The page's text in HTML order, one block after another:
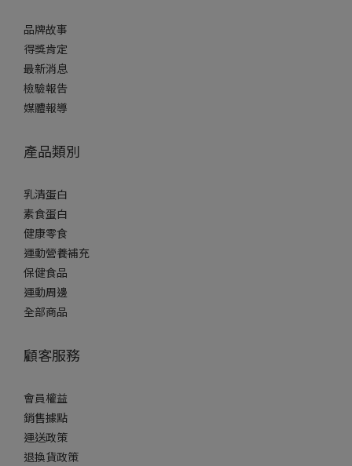
品牌故事
得獎肯定
最新消息
檢驗報告
媒體報導
產品類別
乳清蛋白
素食蛋白
健康零食
運動營養補充
保健食品
運動周邊
全部商品
顧客服務
會員權益
銷售據點
運送政策
退換貨政策